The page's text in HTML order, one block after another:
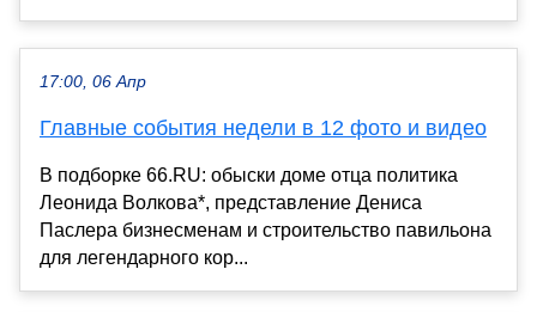
17:00, 06 Апр
Главные события недели в 12 фото и видео
В подборке 66.RU: обыски доме отца политика
Леонида Волкова*, представление Дениса
Паслера бизнесменам и строительство павильона
для легендарного кор...